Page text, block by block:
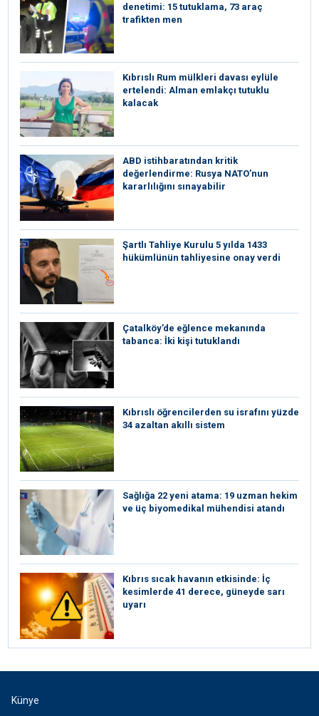
denetimi: 15 tutuklama, 73 araç
trafikten men
Kıbrıslı Rum mülkleri davası eylüle
ertelendi: Alman emlakçı tutuklu
kalacak
ABD istihbaratından kritik
değerlendirme: Rusya NATO’nun
kararlılığını sınayabilir
Şartlı Tahliye Kurulu 5 yılda 1433
hükümlünün tahliyesine onay verdi
Çatalköy’de eğlence mekanında
tabanca: İki kişi tutuklandı
Kıbrıslı öğrencilerden su israfını yüzde
34 azaltan akıllı sistem
Sağlığa 22 yeni atama: 19 uzman hekim
ve üç biyomedikal mühendisi atandı
Kıbrıs sıcak havanın etkisinde: İç
kesimlerde 41 derece, güneyde sarı
uyarı
Künye